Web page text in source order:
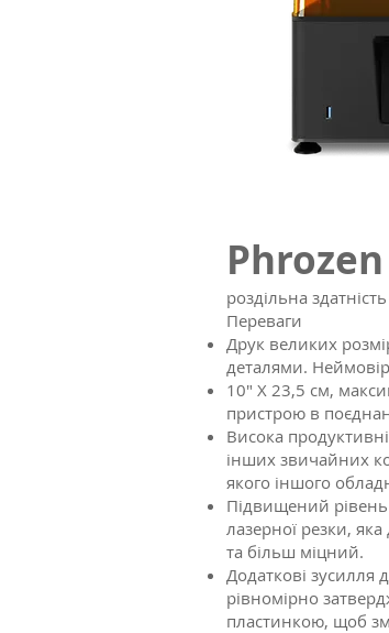
роздільна
Переваги
Друк великих
деталями.
10" X 23,5 см,
пристрою в
Висока
інших звичайних
якого іншого
Підвищений рівень
лазерної резки,
та більш міцний.
Додаткові зусилля
рівномірно
пластинкою, щоб